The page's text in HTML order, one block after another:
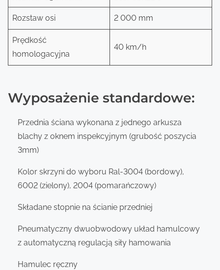
Rozstaw osi 2 000 mm
Prędkość
homologacyjna
40 km/h
Wyposażenie standardowe:
Przednia ściana wykonana z jednego arkusza
blachy z oknem inspekcyjnym (grubość poszycia
3mm)
Kolor skrzyni do wyboru Ral-3004 (bordowy),
6002 (zielony), 2004 (pomarańczowy)
Składane stopnie na ścianie przedniej
Pneumatyczny dwuobwodowy układ hamulcowy
z automatyczną regulacją siły hamowania
Hamulec ręczny